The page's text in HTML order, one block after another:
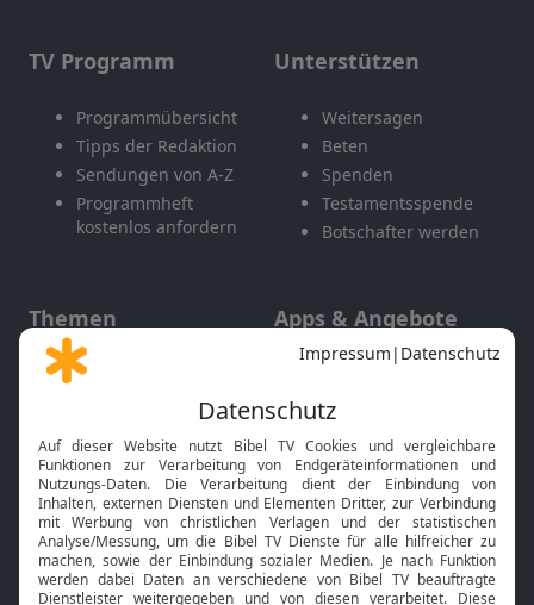
TV Programm
Programmübersicht
Tipps der Redaktion
Sendungen von A-Z
Programmheft
kostenlos anfordern
Unterstützen
Weitersagen
Beten
Spenden
Testamentsspende
Botschafter werden
Themen
Gott und Bibel erklärt
Neuigkeiten
Apps & Angebote
Mobile App
Smart TV
HbbTV
Bibelthek Online-Bibel
Nächster Gottesdienst